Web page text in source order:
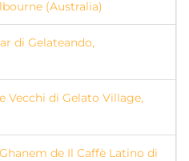
(Australia)
di Gelateando,
Vecchi di Gelato Village,
de Il Caffè Latino di